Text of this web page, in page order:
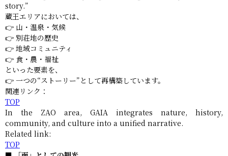
story.”
蔵王エリアにおいては、
👉 山・温泉・気候
👉 別荘地の歴史
👉 地域コミュニティ
👉 食・農・福祉
といった要素を、
👉 一つの“ストーリー”として再構築しています。
関連リンク：
TOP
In the ZAO area, GAIA integrates nature, history,
community, and culture into a unified narrative.
Related link:
TOP